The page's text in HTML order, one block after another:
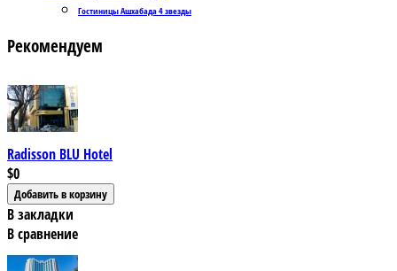
Гостиницы Ашхабада 4 звезды
Рекомендуем
Radisson BLU Hotel
$0
В закладки
В сравнение